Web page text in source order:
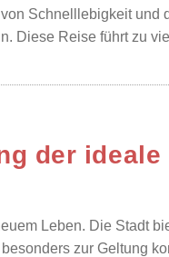
Schnelllebigkeit
Diese Reise führt zu
der
Leben. Die Stadt
zur Geltung